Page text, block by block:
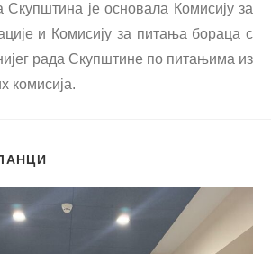
Скупштина је основала Комисију за
и Комисију за питања бораца с
рада Скупштине по питањима из
комисија.